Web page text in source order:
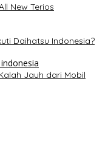
New Terios
Daihatsu Indonesia?
Jauh dari Mobil